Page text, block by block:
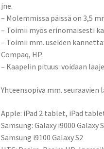
jne.
– Molemmissa päissä on 3,5
– Toimii myös erinomaisesti
– Toimii mm. useiden
Compaq, HP.
– Kaapelin pituus: voidaan
Yhteensopiva mm.
Apple: iPad 2 tablet, iPad
Samsung: Galaxy i9000 Galaxy
Samsung i9100 Galaxy S2